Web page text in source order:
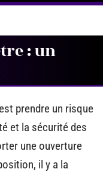
: un
prendre un risque
et la sécurité des
une ouverture
il y a la